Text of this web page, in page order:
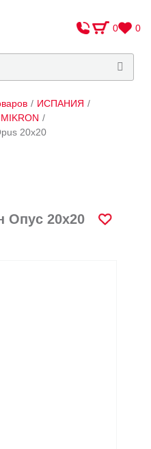
0 0
/ ИСПАНИЯ /
/
20х20
Опус 20х20